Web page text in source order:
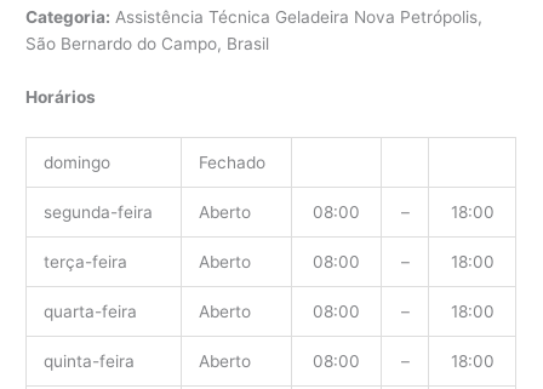
Categoria: Assistência Técnica Geladeira Nova Petrópolis,
São Bernardo do Campo, Brasil
Horários
domingo Fechado
segunda-feira Aberto 08:00 – 18:00
terça-feira Aberto 08:00 – 18:00
quarta-feira Aberto 08:00 – 18:00
quinta-feira Aberto 08:00 – 18:00